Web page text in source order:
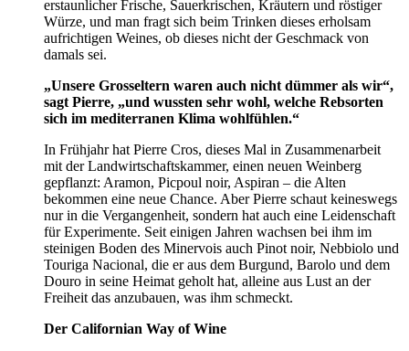
erstaunlicher Frische, Sauerkrischen, Kräutern und röstiger
Würze, und man fragt sich beim Trinken dieses erholsam
aufrichtigen Weines, ob dieses nicht der Geschmack von
damals sei.
„Unsere Grosseltern waren auch nicht dümmer als wir“,
sagt Pierre, „und wussten sehr wohl, welche Rebsorten
sich im mediterranen Klima wohlfühlen.“
In Frühjahr hat Pierre Cros, dieses Mal in Zusammenarbeit
mit der Landwirtschaftskammer, einen neuen Weinberg
gepflanzt: Aramon, Picpoul noir, Aspiran – die Alten
bekommen eine neue Chance. Aber Pierre schaut keineswegs
nur in die Vergangenheit, sondern hat auch eine Leidenschaft
für Experimente. Seit einigen Jahren wachsen bei ihm im
steinigen Boden des Minervois auch Pinot noir, Nebbiolo und
Touriga Nacional, die er aus dem Burgund, Barolo und dem
Douro in seine Heimat geholt hat, alleine aus Lust an der
Freiheit das anzubauen, was ihm schmeckt.
Der Californian Way of Wine